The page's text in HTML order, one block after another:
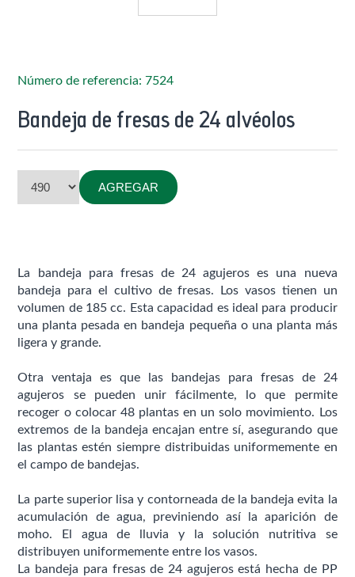
Número de referencia: 7524
Bandeja de fresas de 24 alvéolos
AGREGAR
La bandeja para fresas de 24 agujeros es una nueva
bandeja para el cultivo de fresas. Los vasos tienen un
volumen de 185 cc. Esta capacidad es ideal para producir
una planta pesada en bandeja pequeña o una planta más
ligera y grande.
Otra ventaja es que las bandejas para fresas de 24
agujeros se pueden unir fácilmente, lo que permite
recoger o colocar 48 plantas en un solo movimiento. Los
extremos de la bandeja encajan entre sí, asegurando que
las plantas estén siempre distribuidas uniformemente en
el campo de bandejas.
La parte superior lisa y contorneada de la bandeja evita la
acumulación de agua, previniendo así la aparición de
moho. El agua de lluvia y la solución nutritiva se
distribuyen uniformemente entre los vasos.
La bandeja para fresas de 24 agujeros está hecha de PP